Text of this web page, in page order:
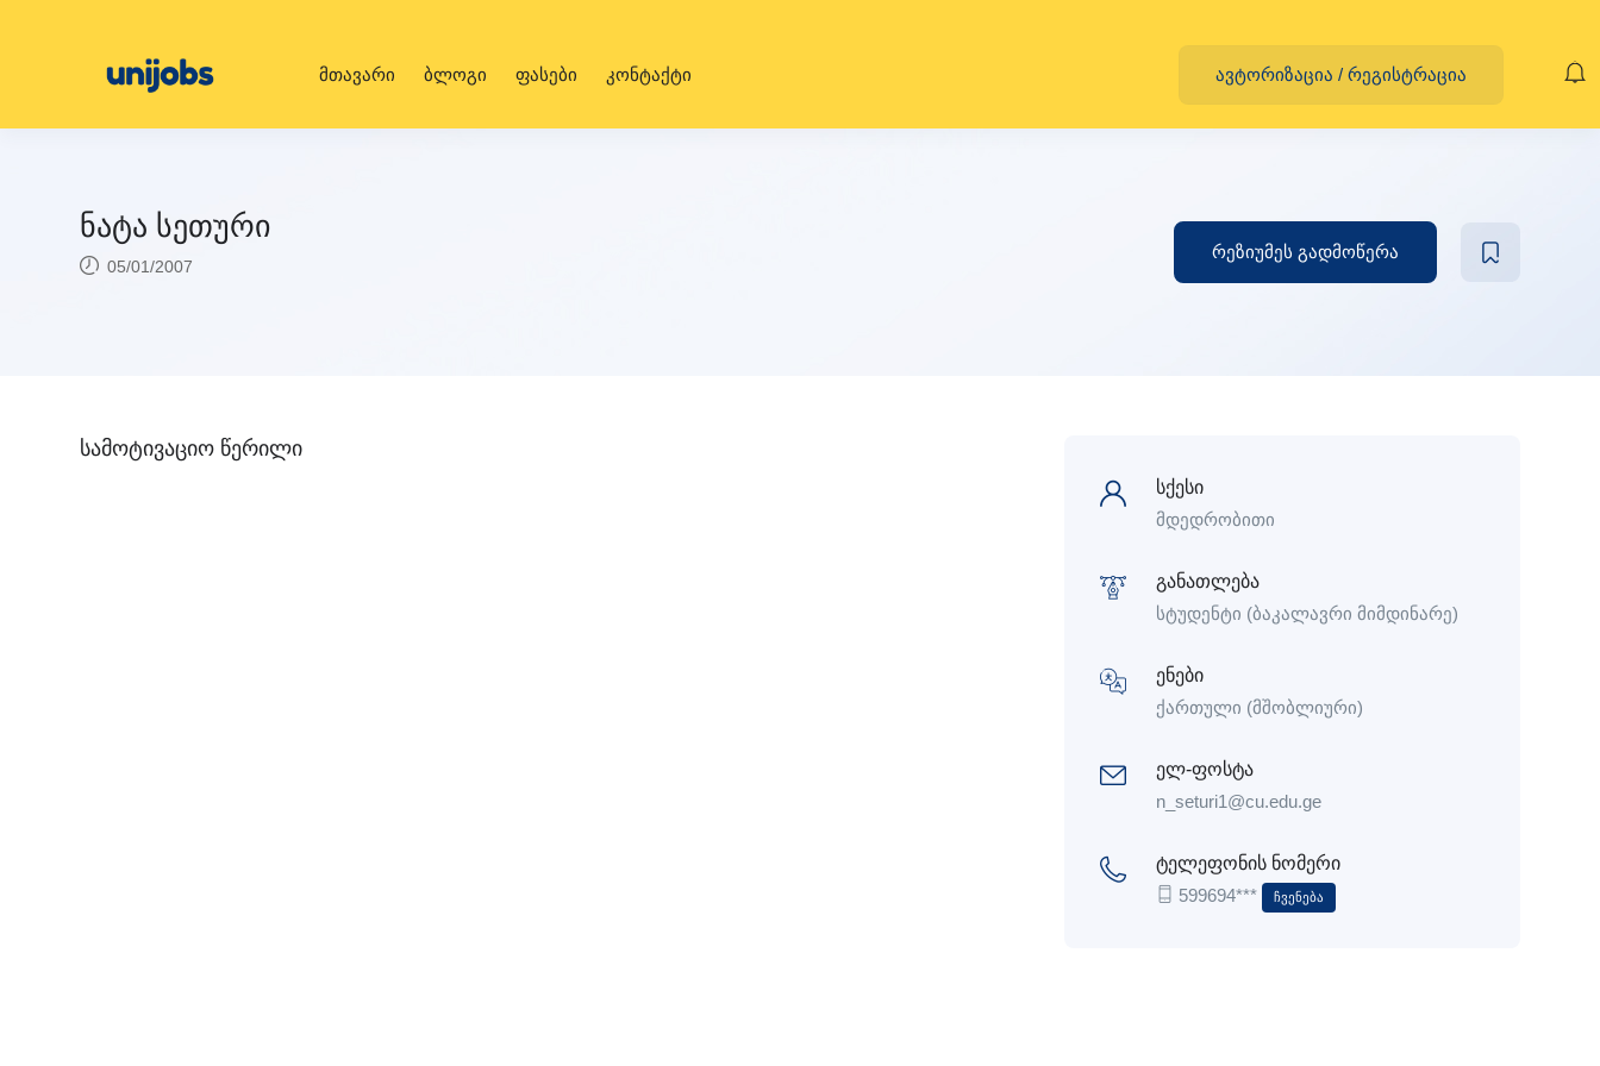
მთავარი ბლოგი ფასები კონტაქტი ავტორიზაცია / რეგისტრაცია
ნატა სეთური
05/01/2007
რეზიუმეს გადმოწერა
სამოტივაციო წერილი
სქესი
მდედრობითი
განათლება
სტუდენტი (ბაკალავრი მიმდინარე)
ენები
ქართული (მშობლიური)
ელ-ფოსტა
n_seturi1@cu.edu.ge
ტელეფონის ნომერი
599694***
Ჩვენება